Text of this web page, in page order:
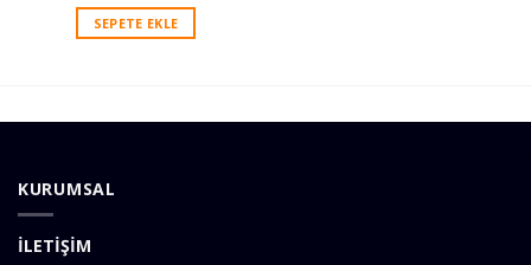
SEPETE EKLE
KURUMSAL
İLETİŞİM